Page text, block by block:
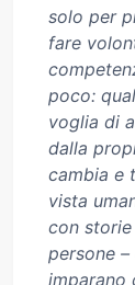
solo per
fare
poco:
voglia di
dalla
cambia e
vista
con
persone
imparano